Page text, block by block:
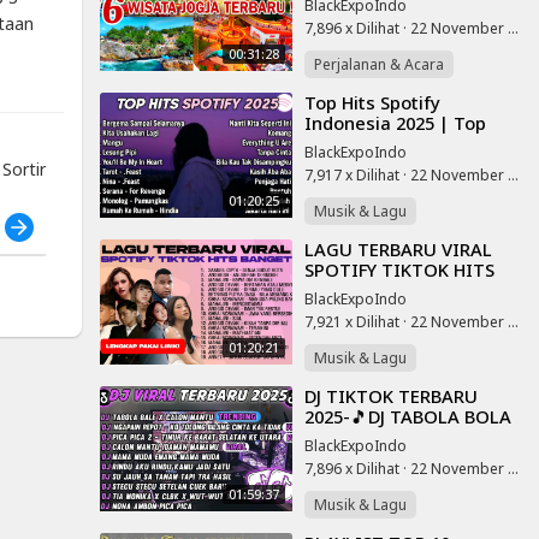
00:31:28
DESTINASI WISATA HITS
YANG WAJIB
DIKUNJUNGI‼️
BlackExpoIndo
7,896 x Dilihat · 22 November 2025
Perjalanan & Acara
01:20:25
⁣Top Hits Spotify
Indonesia 2025 | Top
Spotify Indonesia 2025 |
Lagu Hits Spotify 2025 |
Lagu Terbaru
BlackExpoIndo
7,917 x Dilihat · 22 November 2025
Musik & Lagu
01:20:21
⁣LAGU TERBARU VIRAL
SPOTIFY TIKTOK HITS
BANGET 2025 - LAGU
POP INDONESIA
TERBAIK
BlackExpoIndo
7,921 x Dilihat · 22 November 2025
Musik & Lagu
01:59:37
⁣DJ TIKTOK TERBARU
2025-🎵DJ TABOLA BOLA
X CALON MANTU 🎵DJ
NGAPAIN REPOT- KO
TOLONG BILANG CINTA
KA
BlackExpoIndo
7,896 x Dilihat · 22 November 2025
Musik & Lagu
3
3
jari di
Sortir